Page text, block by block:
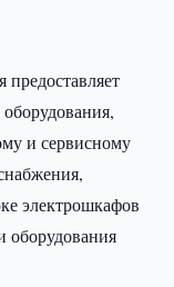
и сервисному
электрошкафов
оборудования